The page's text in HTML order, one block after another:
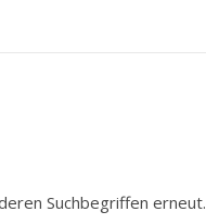
Suchbegriffen erneut.